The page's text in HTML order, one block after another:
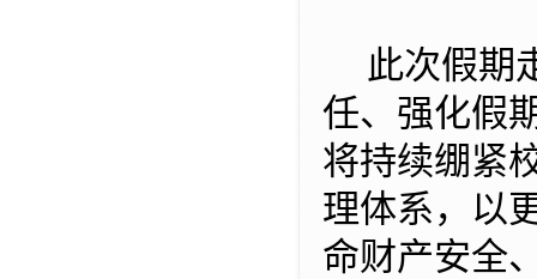
此次假期
任、强化假
将持续绷紧
理体系，以
命财产安全